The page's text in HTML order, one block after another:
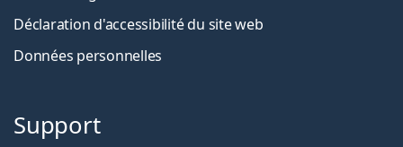
Déclaration d'accessibilité du site web
Données personnelles
Support